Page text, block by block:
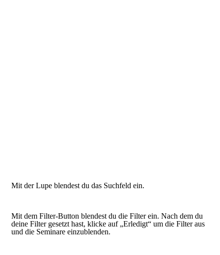
Mit der Lupe blendest du das Suchfeld ein.
Mit dem Filter-Button blendest du die Filter ein. Nach dem du
deine Filter gesetzt hast, klicke auf „Erledigt“ um die Filter aus
und die Seminare einzublenden.